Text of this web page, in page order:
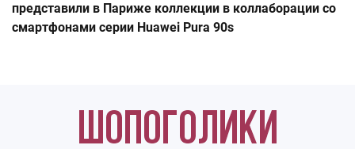
представили в Париже коллекции в коллаборации со
смартфонами серии Huawei Pura 90s